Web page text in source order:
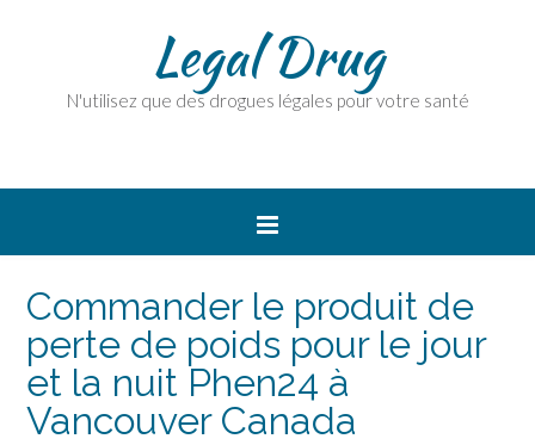
Legal Drug
N'utilisez que des drogues légales pour votre santé
Commander le produit de
perte de poids pour le jour
et la nuit Phen24 à
Vancouver Canada